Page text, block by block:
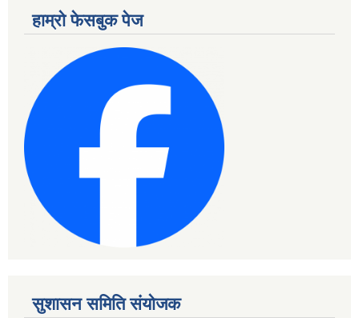
हाम्रो फेसबुक पेज
सुशासन समिति संयोजक